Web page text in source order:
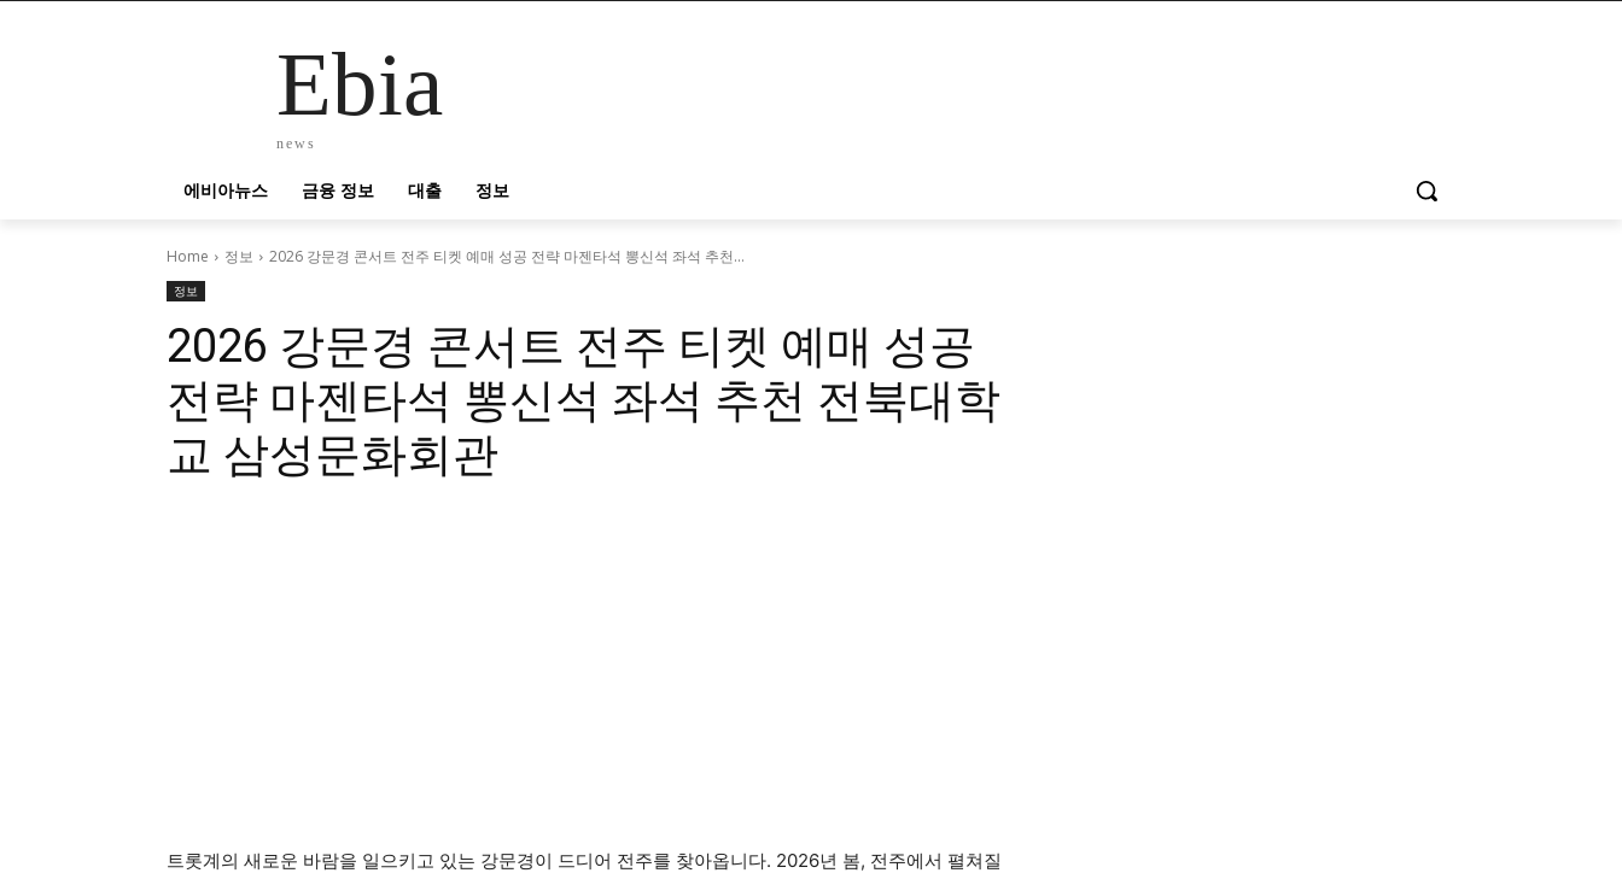
Ebia
news
에비아뉴스 금융 정보 대출 정보
Home 정보 2026 강문경 콘서트 전주 티켓 예매 성공 전략 마젠타석 뽕신석 좌석 추천...
정보
2026 강문경 콘서트 전주 티켓 예매 성공
전략 마젠타석 뽕신석 좌석 추천 전북대학
교 삼성문화회관
트롯계의 새로운 바람을 일으키고 있는 강문경이 드디어 전주를 찾아옵니다. 2026년 봄, 전주에서 펼쳐질